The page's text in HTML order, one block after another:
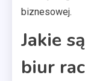
biznesowej.
Jakie
biur